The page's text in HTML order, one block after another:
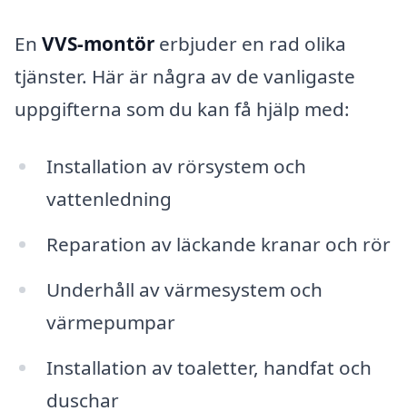
En VVS-montör erbjuder en rad olika
tjänster. Här är några av de vanligaste
uppgifterna som du kan få hjälp med:
Installation av rörsystem och
vattenledning
Reparation av läckande kranar och rör
Underhåll av värmesystem och
värmepumpar
Installation av toaletter, handfat och
duschar